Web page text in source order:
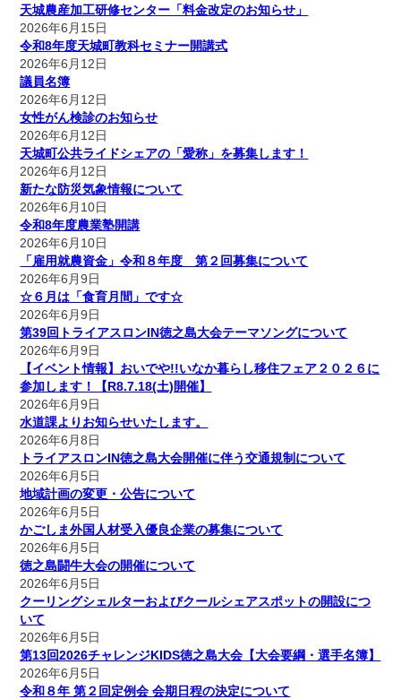
天城農産加工研修センター「料金改定のお知らせ」
2026年6月15日
令和8年度天城町教科セミナー開講式
2026年6月12日
議員名簿
2026年6月12日
女性がん検診のお知らせ
2026年6月12日
天城町公共ライドシェアの「愛称」を募集します！
2026年6月12日
新たな防災気象情報について
2026年6月10日
令和8年度農業塾開講
2026年6月10日
「雇用就農資金」令和８年度 第２回募集について
2026年6月9日
☆６月は「食育月間」です☆
2026年6月9日
第39回トライアスロンIN徳之島大会テーマソングについて
2026年6月9日
【イベント情報】おいでや!!いなか暮らし移住フェア２０２６に
参加します！【R8.7.18(土)開催】
2026年6月9日
水道課よりお知らせいたします。
2026年6月8日
トライアスロンIN徳之島大会開催に伴う交通規制について
2026年6月5日
地域計画の変更・公告について
2026年6月5日
かごしま外国人材受入優良企業の募集について
2026年6月5日
徳之島闘牛大会の開催について
2026年6月5日
クーリングシェルターおよびクールシェアスポットの開設につ
いて
2026年6月5日
第13回2026チャレンジKIDS徳之島大会【大会要綱・選手名簿】
2026年6月5日
令和８年 第２回定例会 会期日程の決定について